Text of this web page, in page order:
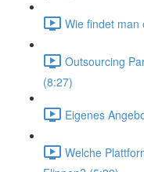
Wie findet man
Outsourcing
(8:27)
Eigenes
Welche